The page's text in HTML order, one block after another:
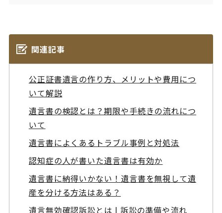
関連記事
公正証書遺言の作り方、メリットや費用につ
いて解説
遺言書の検認とは？期限や手続きの流れにつ
いて
遺言書によくあるトラブル事例と対処法
認知症の人が書いた遺言書は有効か
遺言書に納得いかない！遺言書を無視して遺
産を分ける方法はある？
遺言無効確認訴訟とは | 訴訟の準備や流れ